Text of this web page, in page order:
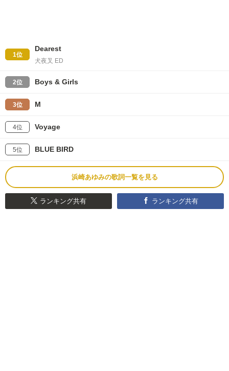
1位
Dearest
犬夜叉 ED
2位 Boys & Girls
3位 M
4位 Voyage
5位 BLUE BIRD
浜崎あゆみの歌詞一覧を見る
ランキング共有 ランキング共有